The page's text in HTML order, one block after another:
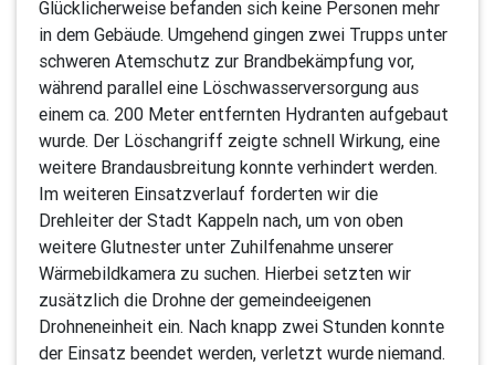
Glücklicherweise befanden sich keine Personen mehr
in dem Gebäude. Umgehend gingen zwei Trupps unter
schweren Atemschutz zur Brandbekämpfung vor,
während parallel eine Löschwasserversorgung aus
einem ca. 200 Meter entfernten Hydranten aufgebaut
wurde. Der Löschangriff zeigte schnell Wirkung, eine
weitere Brandausbreitung konnte verhindert werden.
Im weiteren Einsatzverlauf forderten wir die
Drehleiter der Stadt Kappeln nach, um von oben
weitere Glutnester unter Zuhilfenahme unserer
Wärmebildkamera zu suchen. Hierbei setzten wir
zusätzlich die Drohne der gemeindeeigenen
Drohneneinheit ein. Nach knapp zwei Stunden konnte
der Einsatz beendet werden, verletzt wurde niemand.